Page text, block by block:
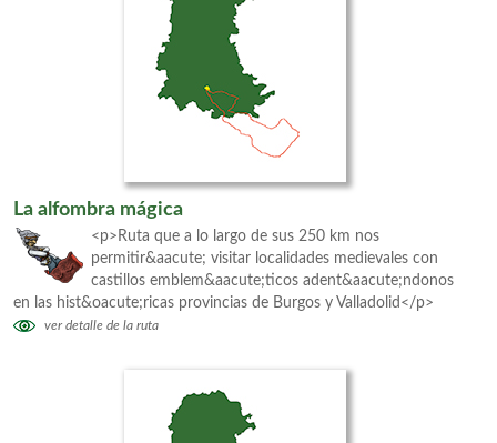
La alfombra mágica
<p>Ruta que a lo largo de sus 250 km nos
permitir&aacute; visitar localidades medievales con
castillos emblem&aacute;ticos adent&aacute;ndonos
en las hist&oacute;ricas provincias de Burgos y Valladolid</p>
ver detalle de la ruta